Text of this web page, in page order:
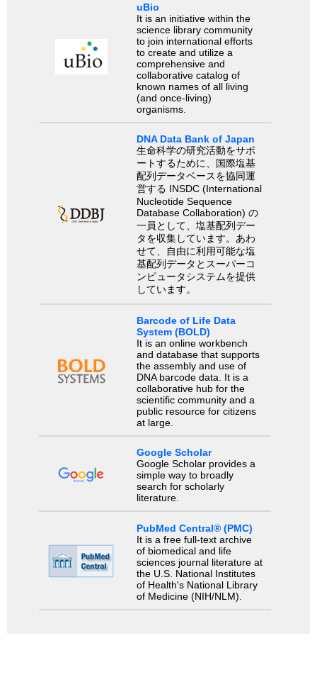
uBio
It is an initiative within the
science library community
to join international efforts
to create and utilize a
comprehensive and
collaborative catalog of
known names of all living
(and once-living)
organisms.
DNA Data Bank of Japan
生命科学の研究活動をサポ
ートするために、国際塩基
配列データベースを協同運
営する INSDC (International
Nucleotide Sequence
Database Collaboration) の
一員として、塩基配列デー
タを収集しています。あわ
せて、自由に利用可能な塩
基配列データとスーパーコ
ンピュータシステムを提供
しています。
Barcode of Life Data
System (BOLD)
It is an online workbench
and database that supports
the assembly and use of
DNA barcode data. It is a
collaborative hub for the
scientific community and a
public resource for citizens
at large.
Google Scholar
Google Scholar provides a
simple way to broadly
search for scholarly
literature.
PubMed Central® (PMC)
It is a free full-text archive
of biomedical and life
sciences journal literature at
the U.S. National Institutes
of Health's National Library
of Medicine (NIH/NLM).